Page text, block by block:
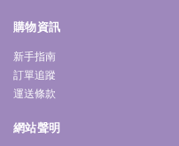
購物資訊
新手指南
訂單追蹤
運送條款
網站聲明